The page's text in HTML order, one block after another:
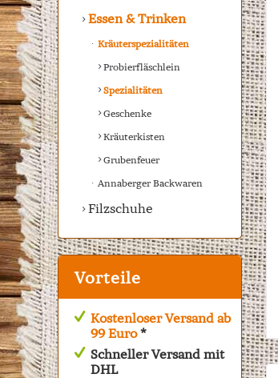
Essen & Trinken
Kräuterspezialitäten
Probierfläschlein
Spezialitäten
Geschenke
Kräuterkisten
Grubenfeuer
Annaberger Backwaren
Filzschuhe
Vorteile
Kostenloser Versand ab
99 Euro*
Schneller Versand mit
DHL